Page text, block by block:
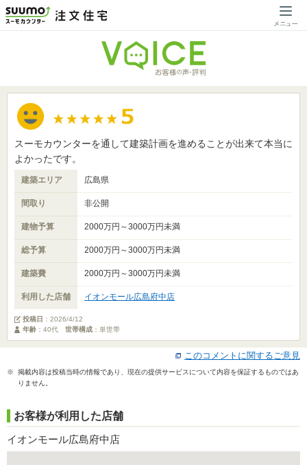
スーモカウンターを通して建築計画を進めることが出来て本当に
よかったです。
建築エリア 広島県
間取り 非公開
建物予算 2000万円～3000万円未満
総予算 2000万円～3000万円未満
建築費 2000万円～3000万円未満
利用した店舗 イオンモール広島府中店
投稿日 ： 2026/4/12
年齢 ：40代 世帯構成 ：単世帯
このコメントに関するご意見
※ 掲載内容は投稿当時の情報であり、現在の提供サービスについて内容を保証するものではあ
りません。
お客様が利用した店舗
イオンモール広島府中店